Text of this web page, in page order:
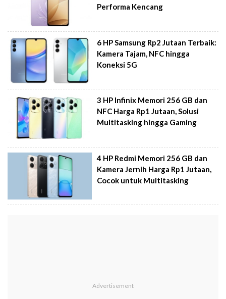
Performa Kencang
6 HP Samsung Rp2 Jutaan Terbaik:
Kamera Tajam, NFC hingga
Koneksi 5G
3 HP Infinix Memori 256 GB dan
NFC Harga Rp1 Jutaan, Solusi
Multitasking hingga Gaming
4 HP Redmi Memori 256 GB dan
Kamera Jernih Harga Rp1 Jutaan,
Cocok untuk Multitasking